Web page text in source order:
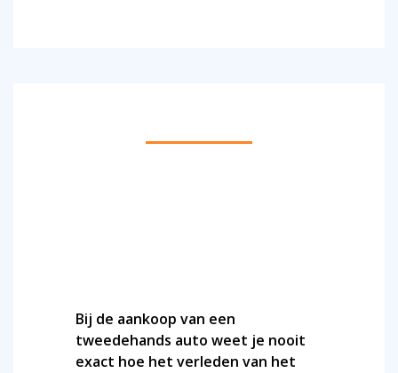
Bij de aankoop van een
tweedehands auto weet je nooit
exact hoe het verleden van het